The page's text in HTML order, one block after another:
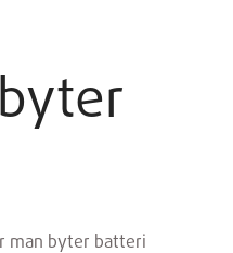
man byter batteri